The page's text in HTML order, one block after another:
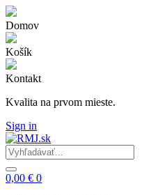
Domov
Košík
Kontakt
Kvalita na prvom mieste.
Sign in
0,00 € 0